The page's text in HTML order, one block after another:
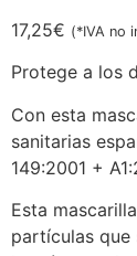
17,25€ (*IVA no
Protege a los
Con esta
sanitarias
149:2001 +
Esta
partículas que